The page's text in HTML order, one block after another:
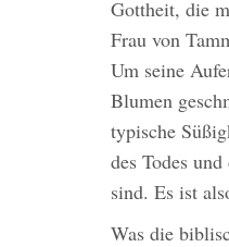
Gottheit, die
Frau von
Um seine
Blumen
typische
des Todes
sind. Es ist
Was die